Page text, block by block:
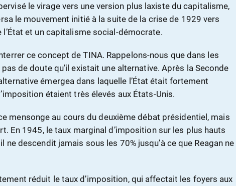
le virage vers une version plus laxiste du capitalisme,
le mouvement initié à la suite de la crise de 1929 vers
l’État et un capitalisme social-démocrate.
ce concept de TINA. Rappelons-nous que dans les
de doute qu’il existait une alternative. Après la Seconde
émergea dans laquelle l’État était fortement
étaient très élevés aux États-Unis.
mensonge au cours du deuxième débat présidentiel, mais
En 1945, le taux marginal d’imposition sur les plus hauts
ne descendit jamais sous les 70% jusqu’à ce que Reagan ne
réduit le taux d’imposition, qui affectait les foyers aux